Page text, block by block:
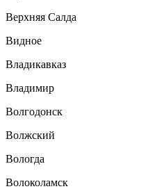
Верхняя Салда
Видное
Владикавказ
Владимир
Волгодонск
Волжский
Вологда
Волоколамск